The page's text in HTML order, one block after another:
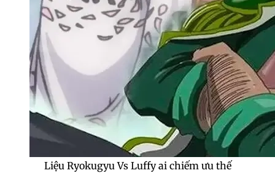
Liệu Ryokugyu Vs Luffy ai chiếm ưu thế